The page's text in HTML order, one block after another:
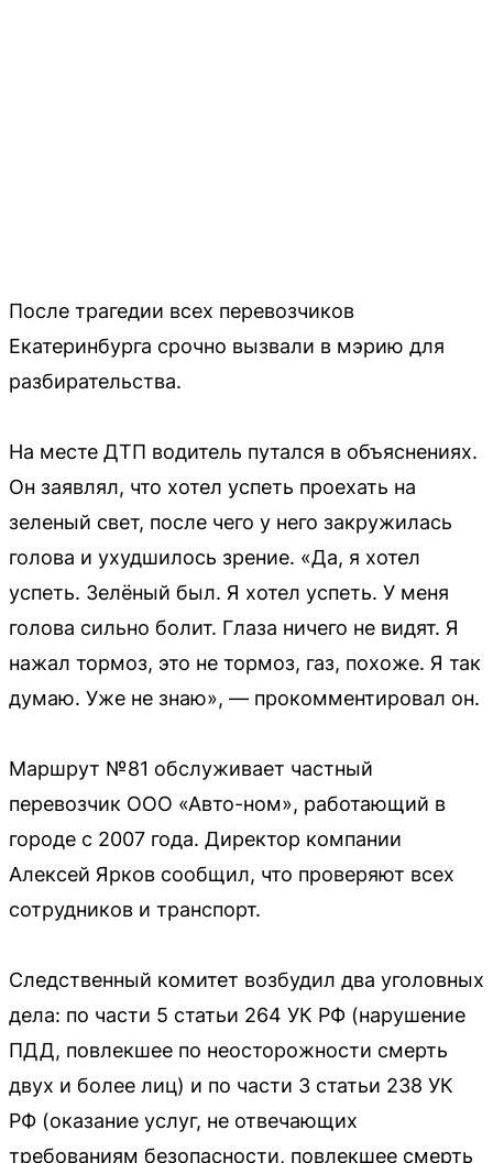
После трагедии всех перевозчиков
Екатеринбурга срочно вызвали в мэрию для
разбирательства.
На месте ДТП водитель путался в объяснениях.
Он заявлял, что хотел успеть проехать на
зеленый свет, после чего у него закружилась
голова и ухудшилось зрение. «Да, я хотел
успеть. Зелёный был. Я хотел успеть. У меня
голова сильно болит. Глаза ничего не видят. Я
нажал тормоз, это не тормоз, газ, похоже. Я так
думаю. Уже не знаю», — прокомментировал он.
Маршрут №81 обслуживает частный
перевозчик ООО «Авто-ном», работающий в
городе с 2007 года. Директор компании
Алексей Ярков сообщил, что проверяют всех
сотрудников и транспорт.
Следственный комитет возбудил два уголовных
дела: по части 5 статьи 264 УК РФ (нарушение
ПДД, повлекшее по неосторожности смерть
двух и более лиц) и по части 3 статьи 238 УК
РФ (оказание услуг, не отвечающих
требованиям безопасности, повлекшее смерть